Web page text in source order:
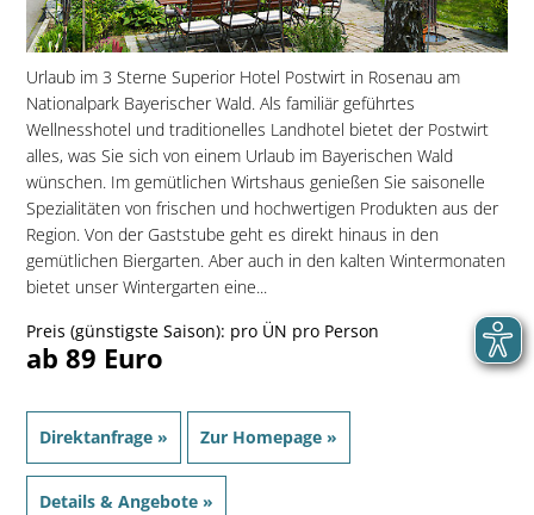
Urlaub im 3 Sterne Superior Hotel Postwirt in Rosenau am
Nationalpark Bayerischer Wald. Als familiär geführtes
Wellnesshotel und traditionelles Landhotel bietet der Postwirt
alles, was Sie sich von einem Urlaub im Bayerischen Wald
wünschen. Im gemütlichen Wirtshaus genießen Sie saisonelle
Spezialitäten von frischen und hochwertigen Produkten aus der
Region. Von der Gaststube geht es direkt hinaus in den
gemütlichen Biergarten. Aber auch in den kalten Wintermonaten
bietet unser Wintergarten eine...
Preis (günstigste Saison): pro ÜN pro Person
ab 89 Euro
Direktanfrage » Zur Homepage »
Details & Angebote »